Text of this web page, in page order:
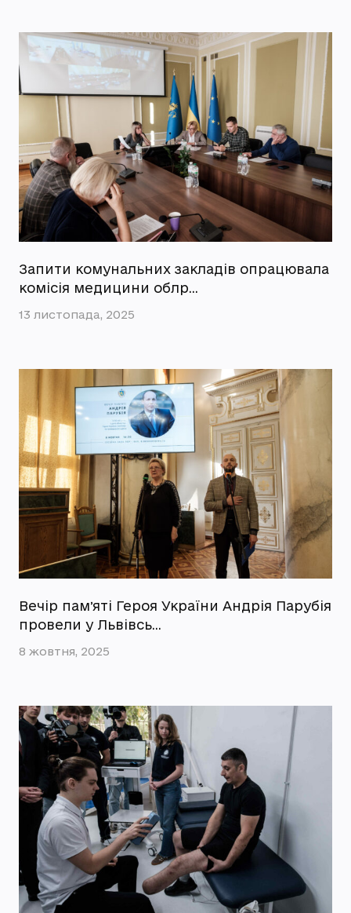
Запити комунальних закладів опрацювала
комісія медицини облр…
13 листопада, 2025
Вечір памʼяті Героя України Андрія Парубія
провели у Львівсь…
8 жовтня, 2025